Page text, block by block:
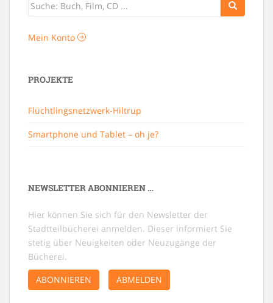
Mein Konto
PROJEKTE
Flüchtlingsnetzwerk-Hiltrup
Smartphone und Tablet – oh je?
NEWSLETTER ABONNIEREN …
Hier können Sie sich für den Newsletter der
Stadtteilbücherei anmelden. Dieser informiert Sie
stetig über Neuigkeiten oder Neuzugänge der
Bücherei.
ABONNIEREN
ABMELDEN